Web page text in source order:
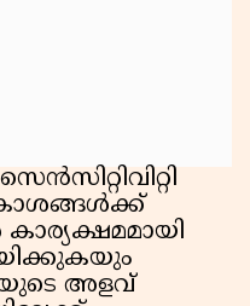
അളവ്